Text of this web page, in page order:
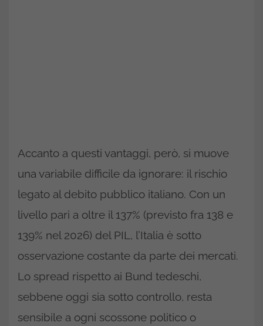
Accanto a questi vantaggi, però, si muove
una variabile difficile da ignorare: il rischio
legato al debito pubblico italiano. Con un
livello pari a oltre il 137% (previsto fra 138 e
139% nel 2026) del PIL, l’Italia è sotto
osservazione costante da parte dei mercati.
Lo spread rispetto ai Bund tedeschi,
sebbene oggi sia sotto controllo, resta
sensibile a ogni scossone politico o